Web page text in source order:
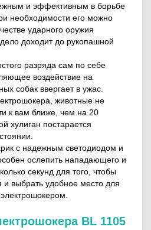
и эффективным в борьбе
необходимости его можно
ударного оружия
доходит до рукопашной
разряда сам по себе
воздействие на
собак ввергает в ужас.
животные не
к вам ближе, чем на 20
хулиган постарается
с надежным светодиодом и
ослепить нападающего и
секунд для того, чтобы
и выбрать удобное место для
BL 1105